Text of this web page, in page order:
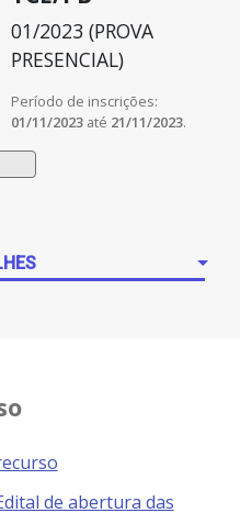
01/2023 (PROVA
PRESENCIAL)
Período de inscrições:
01/11/2023 até 21/11/2023.
de abertura das